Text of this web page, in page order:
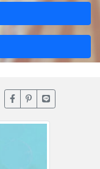
臉書分享(另開新視窗)
噗浪分享(另開新
Line分享(另